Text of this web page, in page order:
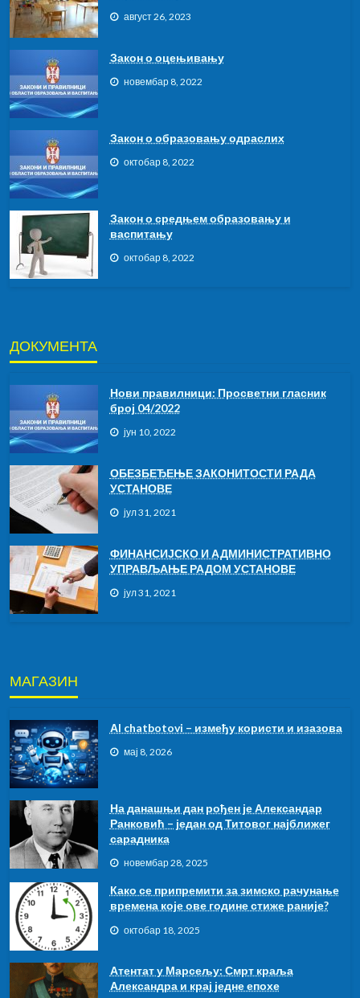
август 26, 2023
Закон о оцењивању
новембар 8, 2022
Закон о образовању одраслих
октобар 8, 2022
Закон о средњем образовању и
васпитању
октобар 8, 2022
ДОКУМЕНТА
Нови правилници: Просветни гласник
број 04/2022
јун 10, 2022
ОБЕЗБЕЂЕЊЕ ЗАКОНИТОСТИ РАДА
УСТАНОВЕ
јул 31, 2021
ФИНАНСИЈСКО И АДМИНИСТРАТИВНО
УПРАВЉАЊЕ РАДОМ УСТАНОВЕ
јул 31, 2021
МАГАЗИН
АI chatbotovi – између користи и изазова
мај 8, 2026
На данашњи дан рођен је Александар
Ранковић – један од Титовог најближег
сарадника
новембар 28, 2025
Како се припремити за зимско рачунање
времена које ове године стиже раније?
октобар 18, 2025
Атентат у Марсељу: Смрт краља
Александра и крај једне епохе